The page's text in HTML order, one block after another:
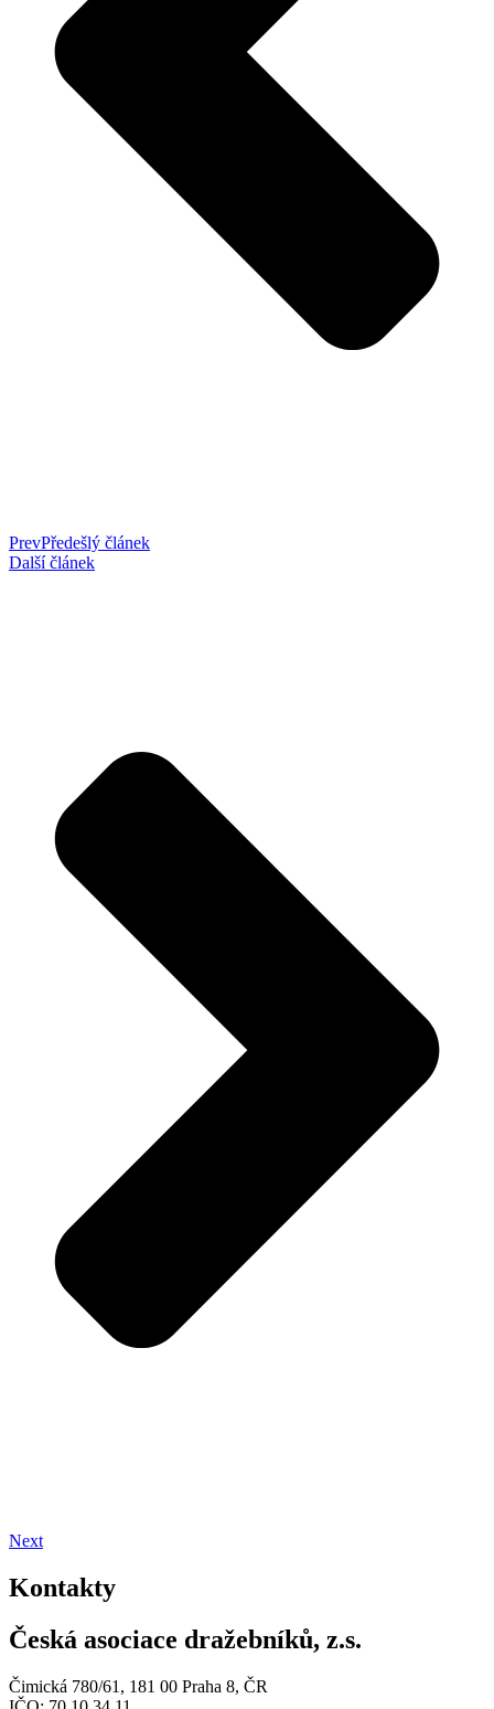
PrevPředešlý článek
Další článek
Next
Kontakty
Česká asociace dražebníků, z.s.
Čimická 780/61, 181 00 Praha 8, ČR